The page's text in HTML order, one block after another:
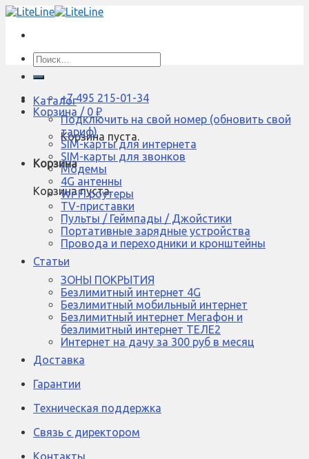
Skip
content
Искать:
+7 495 215-01-34
Корзина / 0 ₽
Корзина пуста.
Корзина
Корзина пуста.
Каталог
Подключить на свой номер (обновить свой
тариф)
SIM-карты для интернета
SIM-карты для звонков
Модемы
4G антенны
Wi-Fi роутеры
TV-приставки
Пульты / Геймпады / Джойстики
Портативные зарядные устройства
Провода и переходники и кронштейны
Статьи
ЗОНЫ ПОКРЫТИЯ
Безлимитный интернет 4G
Безлимитный мобильный интернет
Безлимитный интернет Мегафон и
безлимитный интернет ТЕЛЕ2
Интернет на дачу за 300 руб в месяц
Доставка
Гарантии
Техническая поддержка
Связь с директором
Контакты